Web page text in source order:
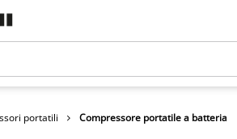
portatili Compressore portatile a batteria